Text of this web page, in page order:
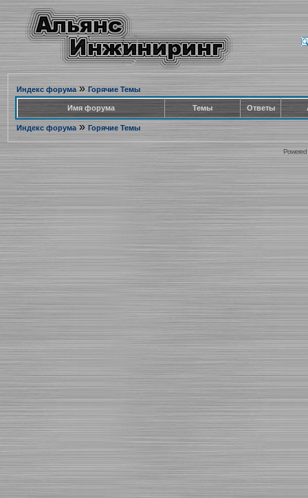
Индекс форума» Горячие Темы
Имя форума Темы Ответы
Индекс форума» Горячие Темы